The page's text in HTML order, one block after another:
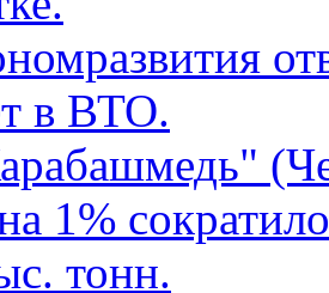
в ВТО.
1%
тонн.